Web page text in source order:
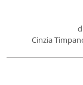
Cinzia